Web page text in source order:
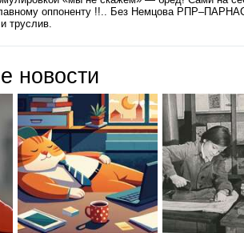
оппоненту !!.. Без Немцова
труслив.
новости